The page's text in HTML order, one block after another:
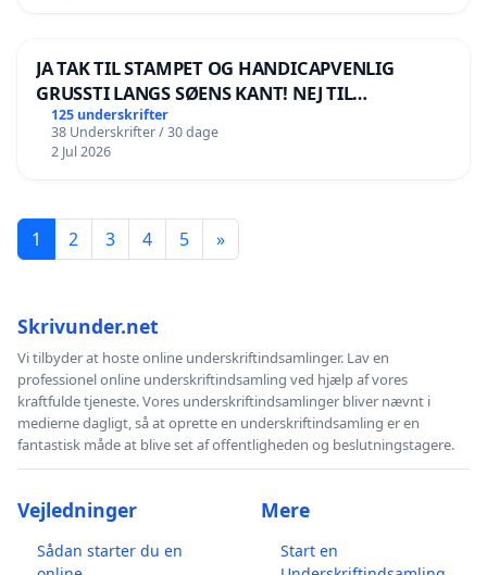
JA TAK TIL STAMPET OG HANDICAPVENLIG
GRUSSTI LANGS SØENS KANT! NEJ TIL
BOARDWALK VÆK FRA SØEN
125 underskrifter
38 Underskrifter / 30 dage
2 Jul 2026
1 2 3 4 5 »
Skrivunder.net
Vi tilbyder at hoste online underskriftindsamlinger. Lav en
professionel online underskriftindsamling ved hjælp af vores
kraftfulde tjeneste. Vores underskriftindsamlinger bliver nævnt i
medierne dagligt, så at oprette en underskriftindsamling er en
fantastisk måde at blive set af offentligheden og beslutningstagere.
Vejledninger
Sådan starter du en
Mere
Start en